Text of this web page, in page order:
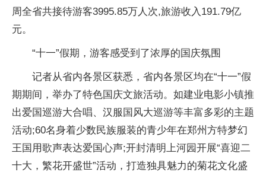
周全省共接待游客3995.85万人次,旅游收入191.79亿
元。
“十一”假期，游客感受到了浓厚的国庆氛围
记者从省内各景区获悉，省内各景区均在“十一”假
期期间，举办了特色国庆文旅活动。如建业电影小镇推
出爱国巡游大合唱、汉服国风大巡游等丰富多彩的主题
活动;60名身着少数民族服装的青少年在郑州方特梦幻
王国用歌声表达爱国心声;开封清明上河园开展“喜迎二
十大，繁花开盛世”活动，打造独具魅力的菊花文化盛